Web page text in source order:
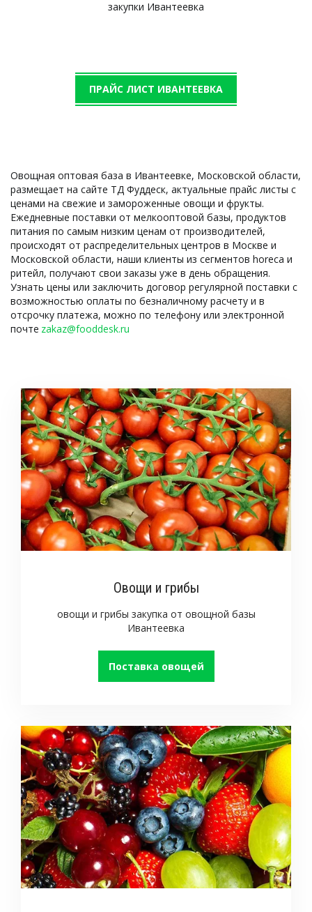
закупки Ивантеевка
ПРАЙС ЛИСТ ИВАНТЕЕВКА
Овощная оптовая база в Ивантеевке, Московской области,
размещает на сайте ТД Фуддеск, актуальные прайс листы с
ценами на свежие и замороженные овощи и фрукты.
Ежедневные поставки от мелкооптовой базы, продуктов
питания по самым низким ценам от производителей,
происходят от распределительных центров в Москве и
Московской области, наши клиенты из сегментов horeca и
ритейл, получают свои заказы уже в день обращения.
Узнать цены или заключить договор регулярной поставки с
возможностью оплаты по безналичному расчету и в
отсрочку платежа, можно по телефону или электронной
почте zakaz@fooddesk.ru
Овощи и грибы
овощи и грибы закупка от овощной базы
Ивантеевка
Поставка овощей